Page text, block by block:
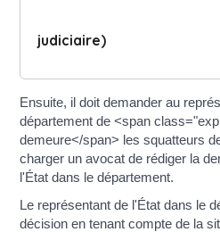
judiciaire)
Ensuite, il doit demander au
département de <span
demeure</span> les squatteurs
charger un avocat de rédiger la
l'État dans le département.
Le représentant de l'État dans le
décision en tenant compte de la